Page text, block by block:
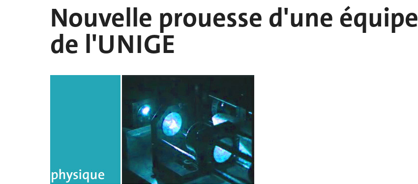
Nouvelle prouesse d'une équipe
de l'UNIGE